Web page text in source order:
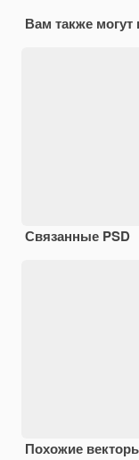
Вам также
Связанные PSD
Похожие